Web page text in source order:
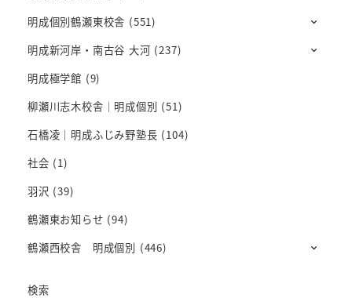
明成個別鶴瀬東校舎 (551)
明成新河岸・南古谷 大河 (237)
明成極学館 (9)
柳瀬川志木校舎｜明成個別 (51)
石橋凌｜明成ふじみ野塾長 (104)
社会 (1)
羽沢 (39)
鶴瀬東お知らせ (94)
鶴瀬西校舎 明成個別 (446)
検索